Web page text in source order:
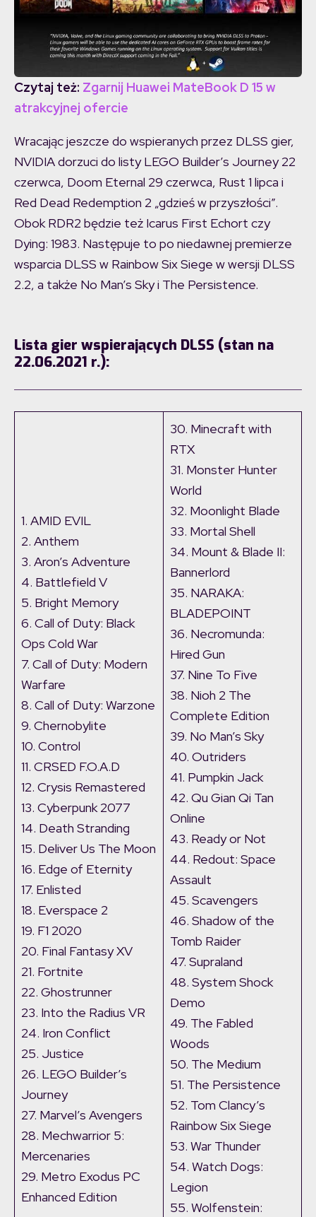
Czytaj też: Zgarnij Huawei MateBook D 15 w
atrakcyjnej ofercie
Wracając jeszcze do wspieranych przez DLSS gier,
NVIDIA dorzuci do listy LEGO Builder’s Journey 22
czerwca, Doom Eternal 29 czerwca, Rust 1 lipca i
Red Dead Redemption 2 „gdzieś w przyszłości”.
Obok RDR2 będzie też Icarus First Echort czy
Dying: 1983. Następuje to po niedawnej premierze
wsparcia DLSS w Rainbow Six Siege w wersji DLSS
2.2, a także No Man’s Sky i The Persistence.
Lista gier wspierających DLSS (stan na
22.06.2021 r.):
1. AMID EVIL
2. Anthem
3. Aron’s Adventure
4. Battlefield V
5. Bright Memory
6. Call of Duty: Black
Ops Cold War
7. Call of Duty: Modern
Warfare
8. Call of Duty: Warzone
9. Chernobylite
10. Control
11. CRSED F.O.A.D
12. Crysis Remastered
13. Cyberpunk 2077
14. Death Stranding
15. Deliver Us The Moon
16. Edge of Eternity
17. Enlisted
18. Everspace 2
19. F1 2020
20. Final Fantasy XV
21. Fortnite
22. Ghostrunner
23. Into the Radius VR
24. Iron Conflict
25. Justice
26. LEGO Builder’s
Journey
27. Marvel’s Avengers
28. Mechwarrior 5:
Mercenaries
29. Metro Exodus PC
Enhanced Edition
30. Minecraft with
RTX
31. Monster Hunter
World
32. Moonlight Blade
33. Mortal Shell
34. Mount & Blade II:
Bannerlord
35. NARAKA:
BLADEPOINT
36. Necromunda:
Hired Gun
37. Nine To Five
38. Nioh 2 The
Complete Edition
39. No Man’s Sky
40. Outriders
41. Pumpkin Jack
42. Qu Gian Qi Tan
Online
43. Ready or Not
44. Redout: Space
Assault
45. Scavengers
46. Shadow of the
Tomb Raider
47. Supraland
48. System Shock
Demo
49. The Fabled
Woods
50. The Medium
51. The Persistence
52. Tom Clancy’s
Rainbow Six Siege
53. War Thunder
54. Watch Dogs:
Legion
55. Wolfenstein: